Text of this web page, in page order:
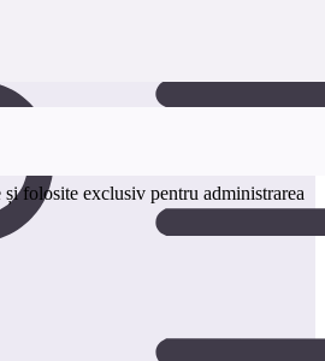
și folosite exclusiv pentru administrarea